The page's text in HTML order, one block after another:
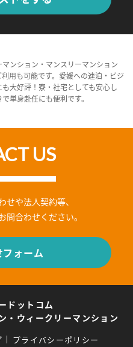
ンション・マンスリーマンション
用も可能です。愛媛への連泊・ビジ
大好評！寮・社宅としても安心し
単身赴任にも便利です。
US
せや法人契約等、
問合わせください。
ォーム
ドットコム
・ウィークリーマンション
プライバシーポリシー